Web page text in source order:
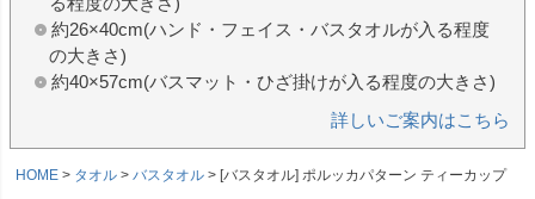
約26×40cm(ハンド・フェイス・バスタオルが入る程度
の大きさ)
約40×57cm(バスマット・ひざ掛けが入る程度の大きさ)
詳しいご案内はこちら
HOME タオル バスタオル
[バスタオル] ポルッカパターン ティーカップ